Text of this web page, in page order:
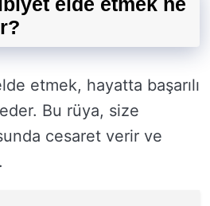
etmek, hayatta başarılı
Bu rüya, size
cesaret verir ve